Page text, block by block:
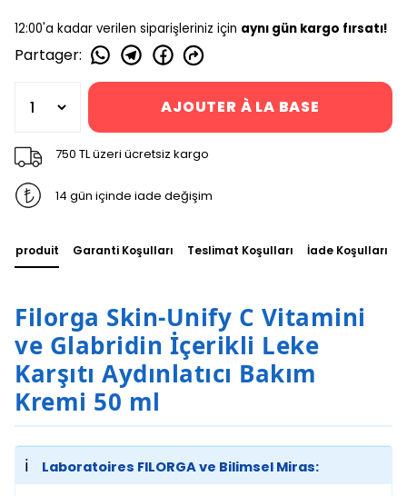
12:00'a kadar verilen siparişleriniz için aynı gün kargo fırsatı!
Partager:
AJOUTER À LA BASE
750 TL üzeri ücretsiz kargo
14 gün içinde iade değişim
produit Garanti Koşulları Teslimat Koşulları İade Koşulları
Filorga Skin-Unify C Vitamini
ve Glabridin İçerikli Leke
Karşıtı Aydınlatıcı Bakım
Kremi 50 ml
ℹ️ Laboratoires FILORGA ve Bilimsel Miras: